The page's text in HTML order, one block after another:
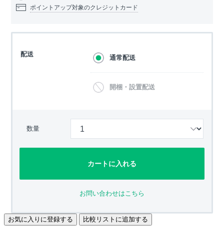
ポイントアップ対象のクレジットカード
配送 通常配送
開梱・設置配送
数量
カートに入れる
お問い合わせはこちら
お気に入りに登録する 比較リストに追加する